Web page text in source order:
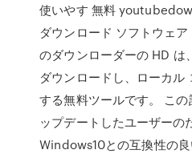
使いやす 無料
ダウンロード ソフトウェ
のダウンローダーの HD は
ダウンロードし、ローカル
する無料ツールです。 こ
ップデートしたユーザーの
Windows10との互換性の